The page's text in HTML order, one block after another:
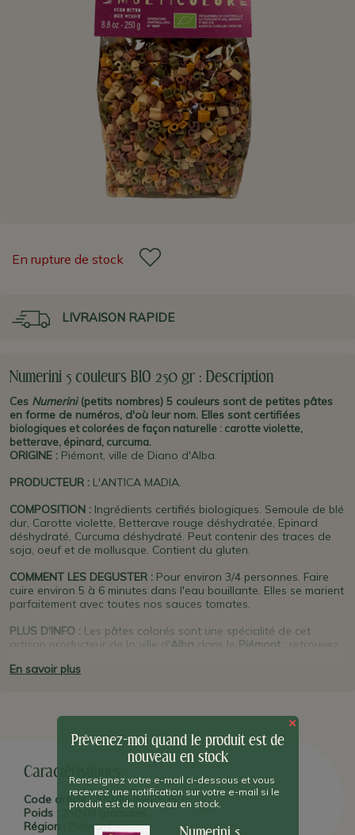
En rupture de stock
LIVRAISON RAPIDE
Numerini 5 couleurs BIO 250 gr : Description
Ces Numerini(petits nombres) 5 couleurs sont de petites pâtes
en forme de numéros, d'où leur nom. Elles sont certifiées
biologiques et colorées de façon naturelle : carotte violette,
betterave, épinard, curcuma.
ORIGINE : Piémont, ville de Diano d'Alba.
PRODUCTEUR : L'ANTICA MADIA.
COMPOSITION : Ingrédients certifiés biologiques. Semoule de blé
dur, Carotte violette, Betterave rouge déshydratée, Epinard
déshydraté, Curcuma déshydraté. Peut contenir des traces de
soja, oeuf et de mollusque. Contient du gluten.
COMMENT LES DEGUSTER : Pour environ 3/4 personnes. Faire
cuire environ 5 à 6 minutes dans l'eau bouillante. Elles se marient
parfaitement avec toutes nos sauces tomates.
PLUS D'INFO : Les pâtes colorés sont une spécialité de cet
artisan producteur de la ville d'Alba dans le Piémont : retrouvez
les noir/orange et les noir/blanc, etc. Nos vins en accord parfait
En savoir plus
Caractéristiques
Code article : ANMNUMERB250
Poids :
250,00 grammes
Région :
Piémont
×
Prévenez-moi quand le produit est de
nouveau en stock
Renseignez votre e-mail ci-dessous et vous
recevrez une notification sur votre e-mail si le
produit est de nouveau en stock.